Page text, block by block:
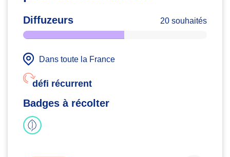
Diffuzeurs 20 souhaités
Dans toute la France
défi récurrent
Badges à récolter